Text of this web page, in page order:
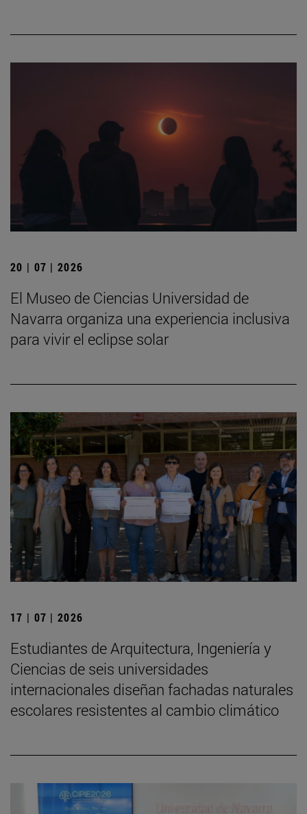
20 | 07 | 2026
El Museo de Ciencias Universidad de
Navarra organiza una experiencia inclusiva
para vivir el eclipse solar
17 | 07 | 2026
Estudiantes de Arquitectura, Ingeniería y
Ciencias de seis universidades
internacionales diseñan fachadas naturales
escolares resistentes al cambio climático